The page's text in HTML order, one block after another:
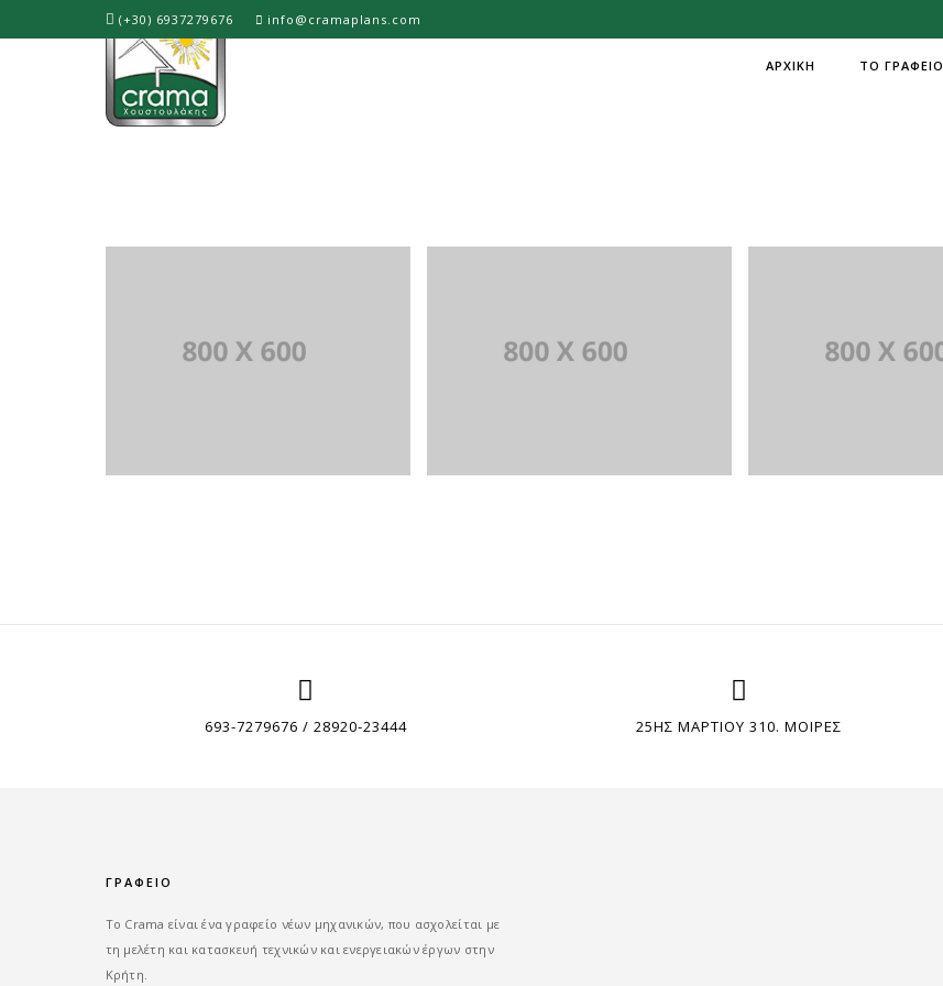
(+30) 6937279676 info@cramaplans.com
ΑΡΧΙΚΗ ΤΟ ΓΡΑΦΕΙΟ
ΟΙΚΟΔΟΜΙΚΗ ΑΔΕΙΑ
693-7279676 / 28920-23444 25ΗΣ ΜΑΡΤΙΟΥ 310. ΜΟΙΡΕΣ
ΓΡΑΦΕΙΟ
Tο Crama είναι ένα γραφείο νέων μηχανικών, που ασχολείται με
τη μελέτη και κατασκευή τεχνικών και ενεργειακών έργων στην
Κρήτη.